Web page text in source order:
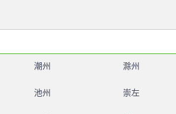
潮州 滁州
池州 崇左